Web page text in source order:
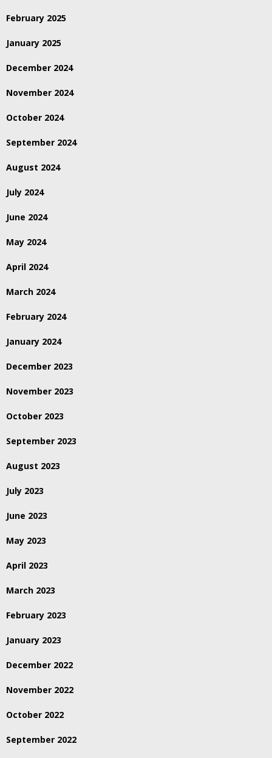
February 2025
January 2025
December 2024
November 2024
October 2024
September 2024
August 2024
July 2024
June 2024
May 2024
April 2024
March 2024
February 2024
January 2024
December 2023
November 2023
October 2023
September 2023
August 2023
July 2023
June 2023
May 2023
April 2023
March 2023
February 2023
January 2023
December 2022
November 2022
October 2022
September 2022